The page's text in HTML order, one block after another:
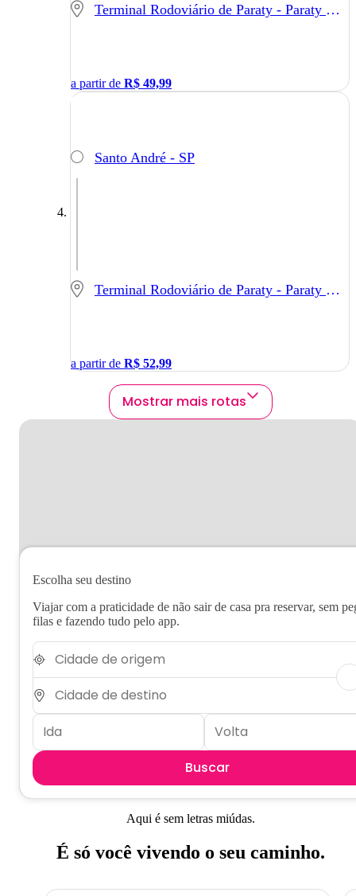
Terminal Rodoviário de Paraty - Paraty - RJ
a partir de R$ 49,99
Santo André - SP
Terminal Rodoviário de Paraty - Paraty - RJ
a partir de R$ 52,99
Mostrar mais rotas
Escolha seu destino
Viajar com a praticidade de não sair de casa pra reservar, sem
filas e fazendo tudo pelo app.
Buscar
Aqui é sem letras miúdas.
É só você vivendo o seu caminho.